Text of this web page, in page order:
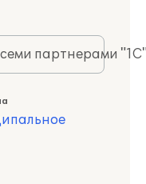
партнерами